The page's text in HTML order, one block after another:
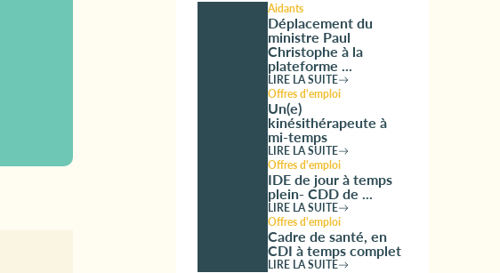
Aidants
Déplacement du
ministre Paul
Christophe à la
plateforme ...
LIRE LA SUITE
Offres d'emploi
Un(e)
kinésithérapeute à
mi-temps
LIRE LA SUITE
Offres d'emploi
IDE de jour à temps
plein- CDD de ...
LIRE LA SUITE
Offres d'emploi
Cadre de santé, en
CDI à temps complet
LIRE LA SUITE